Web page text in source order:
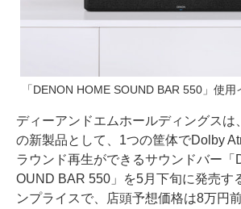
「DENON HOME SOUND BAR 550」使用
ディーアンドエムホールディングスは
の新製品として、1つの筐体でDolby
ラウンド再生ができるサウンドバー「
OUND BAR 550」を5月下旬に発売す
ンプライスで、店頭予想価格は8万円